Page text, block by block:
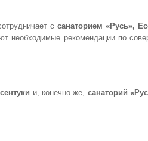
с санаторием «Русь»,
необходимые рекомендации по
и, конечно же, санаторий